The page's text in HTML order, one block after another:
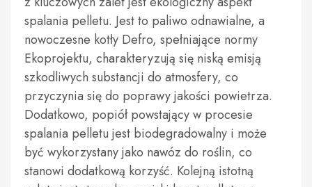
spalania pelletu. Jest to paliwo odnawialne, a
nowoczesne kotły Defro, spełniające normy
Ekoprojektu, charakteryzują się niską emisją
szkodliwych substancji do atmosfery, co
przyczynia się do poprawy jakości powietrza.
Dodatkowo, popiół powstający w procesie
spalania pelletu jest biodegradowalny i może
być wykorzystany jako nawóz do roślin, co
stanowi dodatkową korzyść. Kolejną istotną